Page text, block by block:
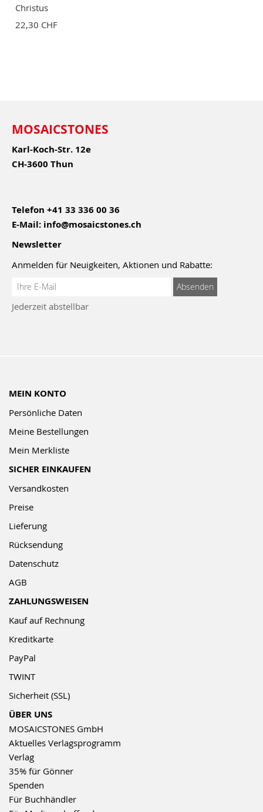
Christus
22,30 CHF
MOSAICSTONES
Karl-Koch-Str. 12e
CH-3600 Thun
Telefon +41 33 336 00 36
E-Mail: info@mosaicstones.ch
Newsletter
Anmelden für Neuigkeiten, Aktionen und Rabatte:
Anmeldung
Newsletter:
Absenden
Jederzeit abstellbar
MEIN KONTO
Persönliche Daten
Meine Bestellungen
Mein Merkliste
SICHER EINKAUFEN
Versandkosten
Preise
Lieferung
Rücksendung
Datenschutz
AGB
ZAHLUNGSWEISEN
Kauf auf Rechnung
Kreditkarte
PayPal
TWINT
Sicherheit (SSL)
ÜBER UNS
MOSAICSTONES GmbH
Aktuelles Verlagsprogramm
Verlag
35% für Gönner
Spenden
Für Buchhändler